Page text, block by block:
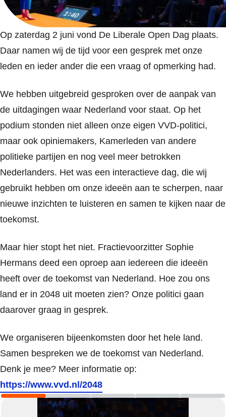
Op zaterdag 2 juni vond De Liberale Open Dag plaats.
Daar namen wij de tijd voor een gesprek met onze
leden en ieder ander die een vraag of opmerking had.
We hebben uitgebreid gesproken over de aanpak van
de uitdagingen waar Nederland voor staat. Op het
podium stonden niet alleen onze eigen VVD-politici,
maar ook opiniemakers, Kamerleden van andere
politieke partijen en nog veel meer betrokken
Nederlanders. Het was een interactieve dag, die wij
gebruikt hebben om onze ideeën aan te scherpen, naar
nieuwe inzichten te luisteren en samen te kijken naar de
toekomst.
Maar hier stopt het niet. Fractievoorzitter Sophie
Hermans deed een oproep aan iedereen die ideeën
heeft over de toekomst van Nederland. Hoe zou ons
land er in 2048 uit moeten zien? Onze politici gaan
daarover graag in gesprek.
We organiseren bijeenkomsten door het hele land.
Samen bespreken we de toekomst van Nederland.
Denk je mee? Meer informatie op:
https://www.vvd.nl/2048